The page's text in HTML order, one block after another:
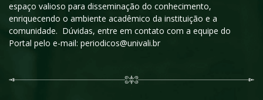
espaço valioso para disseminação do conhecimento,
enriquecendo o ambiente acadêmico da instituição e a
comunidade. Dúvidas, entre em contato com a equipe do
Portal pelo e-mail: periodicos@univali.br